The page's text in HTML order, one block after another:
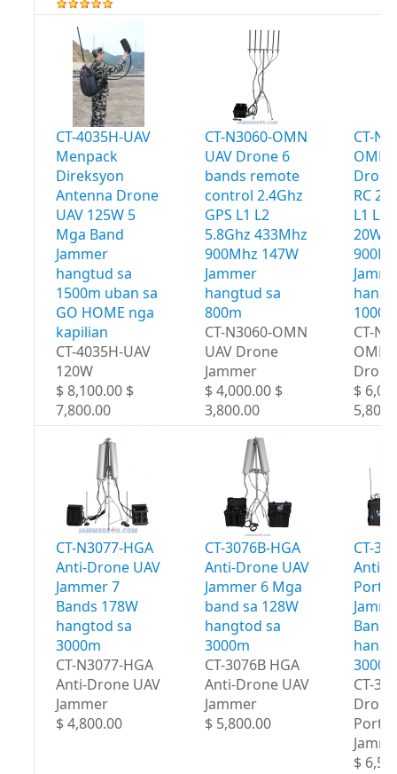
CT-4035H-UAV
Menpack
Direksyon
Antenna Drone
UAV 125W 5
Mga Band
Jammer
hangtud sa
1500m uban sa
GO HOME nga
kapilian
CT-4035H-UAV
120W
$ 8,100.00 $
7,800.00
CT-N3060-OMN
UAV Drone 6
bands remote
control 2.4Ghz
GPS L1 L2
5.8Ghz 433Mhz
900Mhz 147W
Jammer
hangtud sa
800m
CT-N3060-OMN
UAV Drone
Jammer
$ 4,000.00 $
3,800.00
CT-
OMN
RC
L1 L2
20W
CT-
OMN
$
CT-N3077-HGA
Anti-Drone UAV
Jammer 7
Bands 178W
hangtod sa
3000m
CT-N3077-HGA
Anti-Drone UAV
Jammer
$ 4,800.00
CT-3076B-HGA
Anti-Drone UAV
Jammer 6 Mga
band sa 128W
hangtod sa
3000m
CT-3076B HGA
Anti-Drone UAV
Jammer
$ 5,800.00
CT-
Anti-
CT-
$